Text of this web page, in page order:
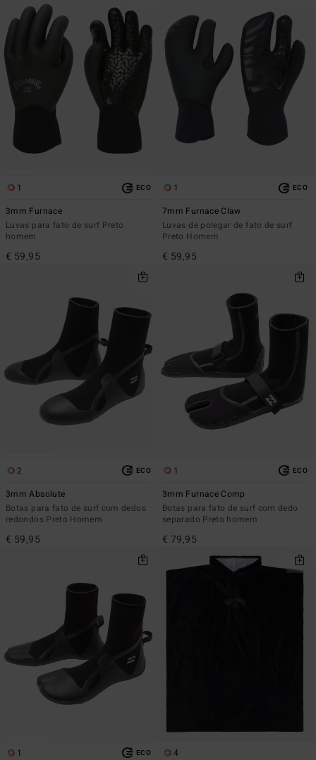
1 ECO
3mm Furnace
Luvas para fato de surf Preto
homem
€ 59,95
1 ECO
7mm Furnace Claw
Luvas de polegar de fato de surf
Preto Homem
€ 59,95
2 ECO
3mm Absolute
Botas para fato de surf com dedos
redondos Preto Homem
€ 59,95
1 ECO
3mm Furnace Comp
Botas para fato de surf com dedo
separado Preto homem
€ 79,95
1 ECO
4